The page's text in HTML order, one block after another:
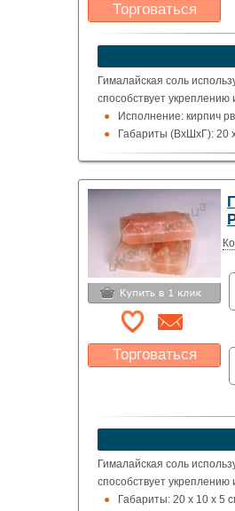
Торговаться
Какая цена Вас
устроит?
Указать цену
Гималайская соль
способствует
Исполнение: кирпич
Габариты (ВхШхГ): 20
Торговаться
Указать цену
Гималайская соль
способствует
Габариты: 20 x 10 x 5